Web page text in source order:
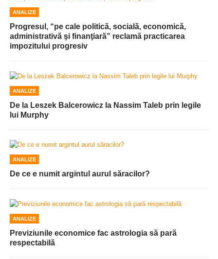
ANALIZE
Progresul, “pe cale politică, socială, economică,
administrativă şi finanţiară” reclamă practicarea
impozitului progresiv
ANALIZE
De la Leszek Balcerowicz la Nassim Taleb prin legile
lui Murphy
ANALIZE
De ce e numit argintul aurul săracilor?
ANALIZE
Previziunile economice fac astrologia să pară
respectabilă